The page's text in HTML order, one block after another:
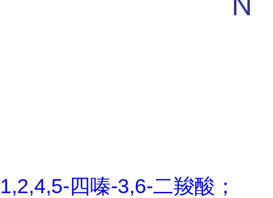
1,2,4,5-四嗪-3,6-二羧酸；